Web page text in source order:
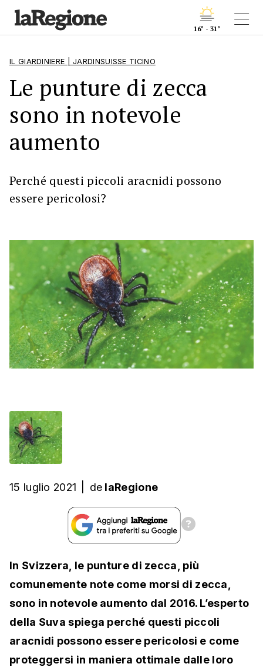
16° - 31°
IL GIARDINIERE | JARDINSUISSE TICINO
Le punture di zecca
sono in notevole
aumento
Perché questi piccoli aracnidi possono
essere pericolosi?
15 luglio 2021 de laRegione
In Svizzera, le punture di zecca, più
comunemente note come morsi di zecca,
sono in notevole aumento dal 2016. L’esperto
della Suva spiega perché questi piccoli
aracnidi possono essere pericolosi e come
proteggersi in maniera ottimale dalle loro